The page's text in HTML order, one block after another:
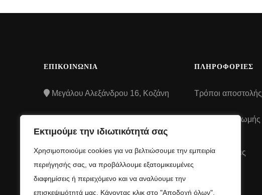
Εκτιμούμε την ιδιωτικότητά σας
Χρησιμοποιούμε cookies για να βελτιώσουμε την εμπειρία
περιήγησής σας, να προβάλλουμε εξατομικευμένες
διαφημίσεις ή περιεχόμενο και να αναλύουμε την
επισκεψιμότητά μας. Κάνοντας κλικ στο "Αποδοχή όλων",
ΕΠΙΚΟΙΝΩΝΙΑ
Μεγάλου Αλεξάνδρου 16, Κοζάνη
info@anelloshop.gr
ΠΛΗΡΟΦΟΡΙΕΣ
Τρόποι αποστολής
Τρόποι πληρωμής
προϋποθέσεις